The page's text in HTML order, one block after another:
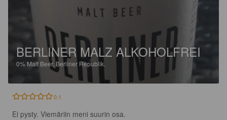
BERLINER MALZ ALKOHOLFREI
0% Malt Beer.Berliner Republik.
0.1
Ei pysty. Viemäriin meni suurin osa.